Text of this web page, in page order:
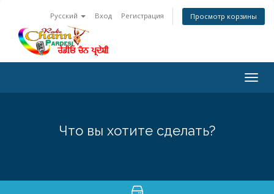
Русский Вход Регистрация Просмотр корзины
Что вы хотите сделать?